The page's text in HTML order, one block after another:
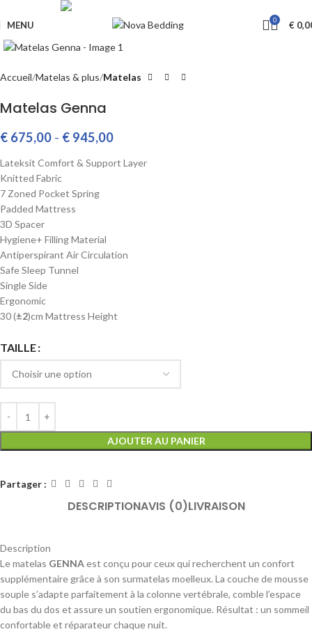
MENU 0 €
Cliquez pour agrandir
Accueil Matelas & plus Matelas
Matelas Genna
€ 675,00 - € 945,00
Lateksit Comfort & Support Layer
Knitted Fabric
7 Zoned Pocket Spring
Padded Mattress
3D Spacer
Hygiene+ Filling Material
Antiperspirant Air Circulation
Safe Sleep Tunnel
Single Side
Ergonomic
30 (±2)cm Mattress Height
TAILLE
AJOUTER AU PANIER
Partager :
DESCRIPTIONAVIS (0)LIVRAISON
Description
Le matelas GENNAest conçu pour ceux qui recherchent un confort
supplémentaire grâce à son surmatelas moelleux. La couche de mousse
souple s’adapte parfaitement à la colonne vertébrale, comble l’espace
du bas du dos et assure un soutien ergonomique. Résultat : un sommeil
confortable et réparateur chaque nuit.